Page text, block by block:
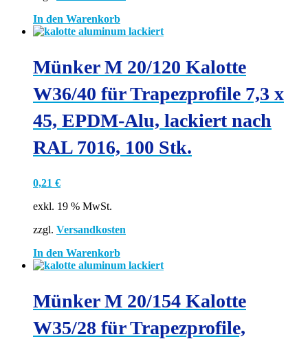
In den Warenkorb
Münker M 20/120 Kalotte
W36/40 für Trapezprofile 7,3 x
45, EPDM-Alu, lackiert nach
RAL 7016, 100 Stk.
0,21 €
exkl. 19 % MwSt.
zzgl. Versandkosten
In den Warenkorb
Münker M 20/154 Kalotte
W35/28 für Trapezprofile,